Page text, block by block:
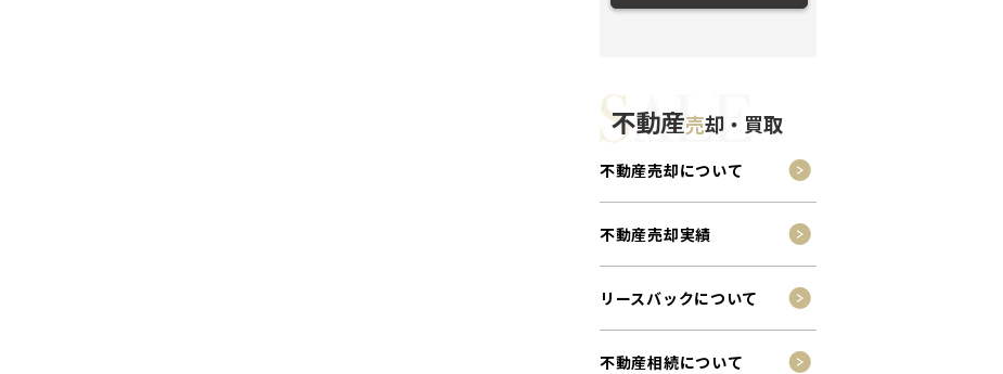
不動産売却・買取
不動産売却について
不動産売却実績
リースバックについて
不動産相続について